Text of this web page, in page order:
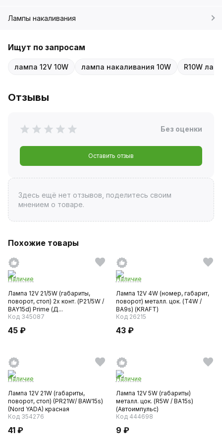
Лампы накаливания
Ищут по запросам
лампа 12V 10W лампа накаливания 10W R10W
Отзывы
Без оценки
Оставить отзыв
Здесь ещё нет отзывов, поделитесь своим
мнением о товаре.
Похожие товары
Наличие
Лампа 12V 21/5W (габариты,
поворот, стоп) 2х конт. (P21/5W /
BAY15d) Prime (Д...
Код 345087
45 ₽
Наличие
Лампа 12V 4W (номер, габарит,
поворот) металл. цок. (T4W /
BA9s) (KRAFT)
Код 26215
43 ₽
Наличие
Лампа 12V 21W (габариты,
поворот, стоп) (PR21W/ BAW15s)
(Nord YADA) красная
Код 354276
41 ₽
Наличие
Лампа 12V 5W (габариты)
металл. цок. (R5W / BA15s)
(Автоимпульс)
Код 444698
9 ₽